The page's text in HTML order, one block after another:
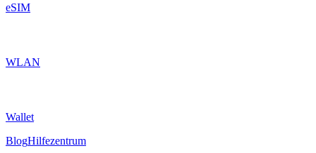
eSIM
WLAN
Wallet
BlogHilfezentrum